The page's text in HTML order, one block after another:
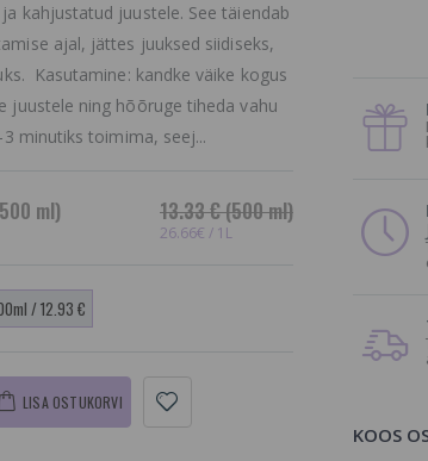
kahjustatud juustele. See täiendab
ajal, jättes juuksed siidiseks,
Kasutamine: kandke väike kogus
juustele ning hõõruge tiheda vahu
minutiks toimima, seej...
ml) 13.33 €(500 ml)
26.66€ / 1L
/ 12.93 €
LISA OSTUKORVI
KOOS